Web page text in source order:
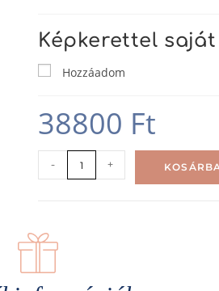
Képkerettel
Hozzáadom
38800 Ft
- +